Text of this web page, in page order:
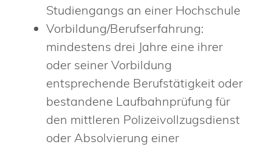
Studiengangs an einer Hochschule
Vorbildung/Berufserfahrung:
mindestens drei Jahre eine ihrer
oder seiner Vorbildung
entsprechende Berufstätigkeit oder
bestandene Laufbahnprüfung für
den mittleren Polizeivollzugsdienst
oder Absolvierung einer